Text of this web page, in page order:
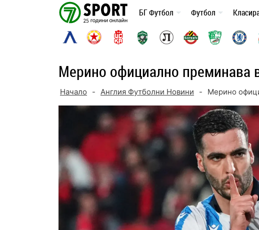
БГ Футбол Футбол
Мерино официално преминава
Начало - Англия Футболни Новини - Мерино